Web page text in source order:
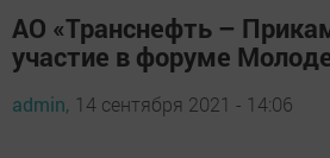
АО «Транснефть –
участие в форуме
admin, 14 сентября 2021 - 14:06